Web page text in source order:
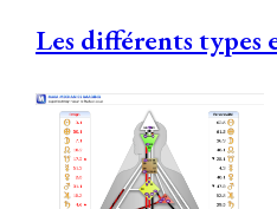
Les différents types